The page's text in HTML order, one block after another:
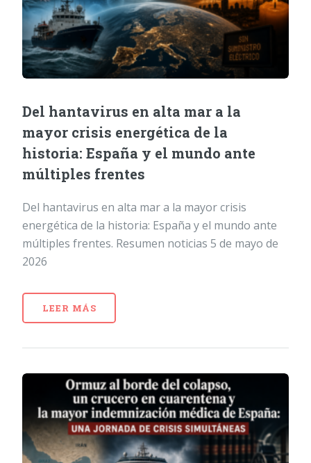
Del hantavirus en alta mar a la
mayor crisis energética de la
historia: España y el mundo ante
múltiples frentes
Del hantavirus en alta mar a la mayor crisis
energética de la historia: España y el mundo ante
múltiples frentes. Resumen noticias 5 de mayo de
2026
LEER MÁS